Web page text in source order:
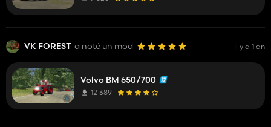
VK FOREST a noté un mod il y a 1 an
Volvo BM 650/700
12 389